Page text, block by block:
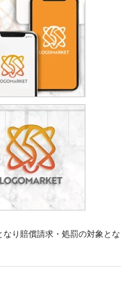
り賠償請求・処罰の対象とな